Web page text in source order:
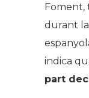
Foment,
durant
indica
part